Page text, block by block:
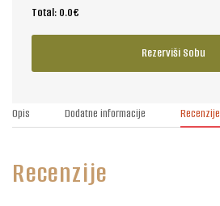
Opis Dodatne informacije Recenzije
Recenzije
Total: 0.0€
Rezerviši Sobu